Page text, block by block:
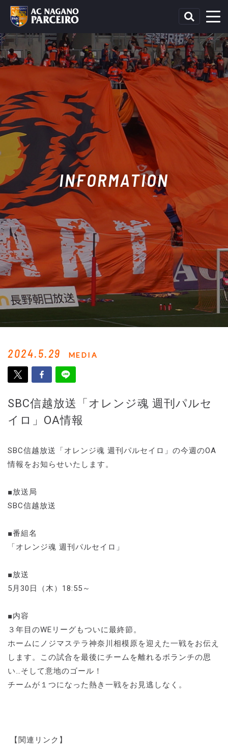
INFORMATION
2024.5.29 MEDIA
SBC信越放送「オレンジ魂 週刊パルセ
イロ」OA情報
SBC信越放送「オレンジ魂 週刊パルセイロ」の今週のOA
情報をお知らせいたします。
■放送局
SBC信越放送
■番組名
「オレンジ魂 週刊パルセイロ」
■放送
5月30日（木）18:55～
■内容
３年目のWEリーグもついに最終節。
ホームにノジマステラ神奈川相模原を迎えた一戦をお伝え
します。この試合を最後にチームを離れるボランチの思
い…そして意地のゴール！
チームが１つになった熱き一戦をお見逃しなく。
【関連リンク】